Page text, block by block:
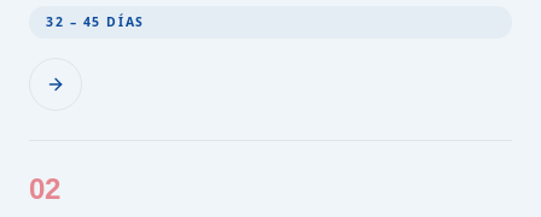
32 – 45 DÍAS
02